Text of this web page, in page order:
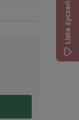
Lista życzeń